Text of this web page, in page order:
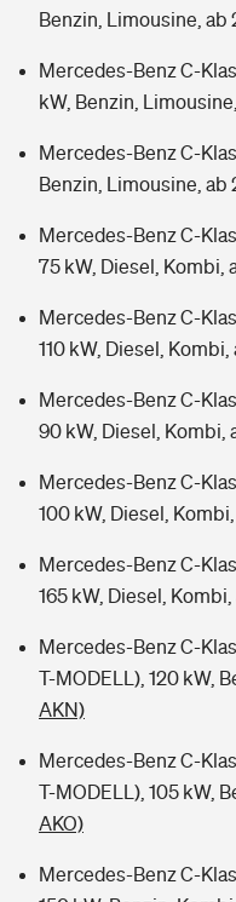
Benzin, Limousine, ab
Mercedes-Benz C-
kW, Benzin,
Mercedes-Benz C-
Benzin, Limousine, ab
Mercedes-Benz C-
75 kW, Diesel, Kombi,
Mercedes-Benz C-
110 kW, Diesel,
Mercedes-Benz C-
90 kW, Diesel, Kombi,
Mercedes-Benz C-
100 kW, Diesel,
Mercedes-Benz C-
165 kW, Diesel,
Mercedes-Benz C-
T-MODELL), 120 kW,
AKN)
Mercedes-Benz C-
T-MODELL), 105 kW,
AKO)
Mercedes-Benz C-